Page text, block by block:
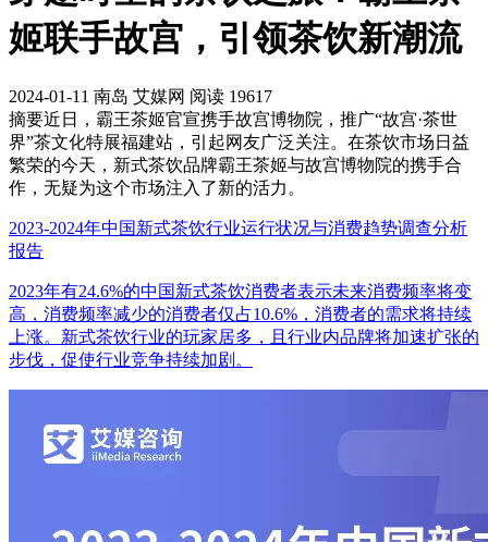
姬联手故宫，引领茶饮新潮流
2024-01-11 南岛 艾媒网 阅读 19617
摘要近日，霸王茶姬官宣携手故宫博物院，推广“故宫·茶世
界”茶文化特展福建站，引起网友广泛关注。在茶饮市场日益
繁荣的今天，新式茶饮品牌霸王茶姬与故宫博物院的携手合
作，无疑为这个市场注入了新的活力。
2023-2024年中国新式茶饮行业运行状况与消费趋势调查分析
报告
2023年有24.6%的中国新式茶饮消费者表示未来消费频率将变
高，消费频率减少的消费者仅占10.6%，消费者的需求将持续
上涨。新式茶饮行业的玩家居多，且行业内品牌将加速扩张的
步伐，促使行业竞争持续加剧。